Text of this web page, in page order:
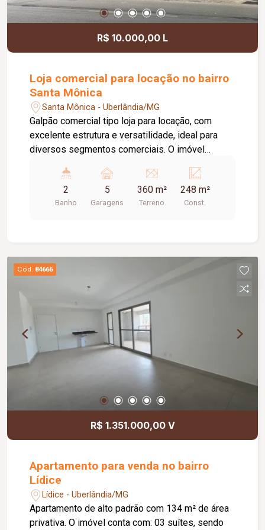
R$ 10.000,00 L
Loja comercial para locação no bairro
Santa Mônica
Santa Mônica - Uberlândia/MG
Galpão comercial tipo loja para locação, com
excelente estrutura e versatilidade, ideal para
diversos segmentos comerciais. O imóvel
capacidade para aproximadamente 04 veículos,
portas em aço e pé-direito de 07 metros,
proporcionando um amplo espaço interno e maior
copa com pia, pequeno espaço aberto e piso em
cerâmica, reunindo praticidade, conforto e
funcionalidade para o seu negócio.
2
Banho
5
Garagens
360 m²
Terreno
248 m²
Const.
Cód. 84666
R$ 1.351.000,00 V
Apartamento para venda no bairro
Lídice
Lídice - Uberlândia/MG
Apartamento de alto padrão com 134 m² de área
privativa. O imóvel conta com: 03 suítes, sendo